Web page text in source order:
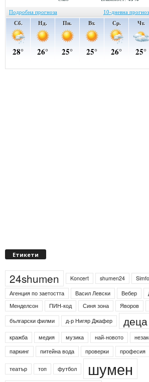
Етикети
24shumen Koncert shumen24
Агенция по заетостта
Васил Левски Вебер
Менделсон
ПИН-код Синя зона Яворов
български филми
д-р Нигяр Джафер деца
кражба медия музика най-новото
паркинг питейна вода проверки професия
театър топ футбол шумен